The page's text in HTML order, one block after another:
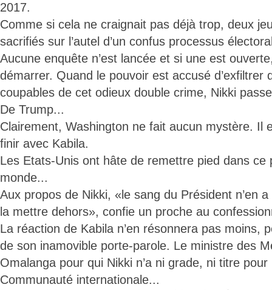
2017.
Comme si cela ne craignait pas déjà trop, deux
sacrifiés sur l’autel d’un confus processus
Aucune enquête n’est lancée et si une est
démarrer. Quand le pouvoir est accusé d’exfiltrer
coupables de cet odieux double crime, Nikki
De Trump...
Clairement, Washington ne fait aucun mystère. Il
finir avec Kabila.
Les Etats-Unis ont hâte de remettre pied dans ce
monde...
Aux propos de Nikki, «le sang du Président n’en
la mettre dehors», confie un proche au
La réaction de Kabila n’en résonnera pas moins,
de son inamovible porte-parole. Le ministre des
Omalanga pour qui Nikki n’a ni grade, ni titre
Communauté internationale...